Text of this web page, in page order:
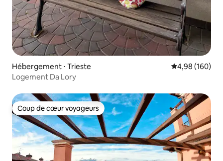
Hébergement ⋅ Trieste Évaluation
4,98 (160)
Logement Da Lory
Coup de cœur voyageurs
Coup de cœur voyageurs